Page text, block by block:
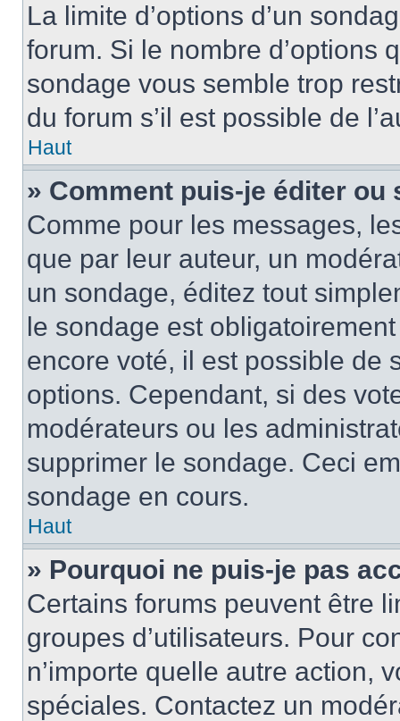
La limite d’options d’un
forum. Si le nombre d’options
sondage vous semble trop
du forum s’il est possible de
Haut
» Comment puis-je éditer ou
Comme pour les messages,
que par leur auteur, un
un sondage, éditez tout
le sondage est
encore voté, il est possible de
options. Cependant, si des
modérateurs ou les
supprimer le sondage. Ceci
sondage en cours.
Haut
» Pourquoi ne puis-je pas
Certains forums peuvent être
groupes d’utilisateurs. Pour
n’importe quelle autre action,
spéciales. Contactez un